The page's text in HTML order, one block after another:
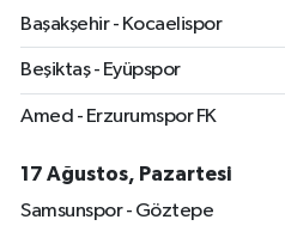
Başakşehir - Kocaelispor
Beşiktaş - Eyüpspor
Amed - Erzurumspor FK
17 Ağustos, Pazartesi
Samsunspor - Göztepe